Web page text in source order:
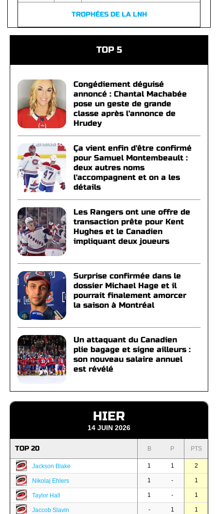
TROPHÉES DE LA LNH
TOP 5
Congédiement déguisé
annoncé : Chantal Machabée
pose un geste de grande
classe après l'annonce de
Hrudey
Ça vient enfin d'être confirmé
pour Samuel Montembeault :
deux autres noms
l'accompagnent et on a les
détails
Les Rangers ont une offre de
transaction prête pour Kent
Hughes et le Canadien
impliquant deux joueurs
Surprise confirmée dans le
dossier Michael Hage et il
pourrait finalement amorcer
la saison à Montréal
Un attaquant du Canadien
plie bagage et signe ailleurs :
son nouveau salaire annuel
est révélé
HIER
14 JUIN 2026
TOP 20 B P PTS
Jackson Blake 1 1 2
Nikolaj Ehlers 1 - 1
Taylor Hall 1 - 1
Jaccob Slavin - 1 1